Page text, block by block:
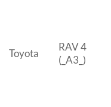
Toyota
RAV 4
(_A3_)